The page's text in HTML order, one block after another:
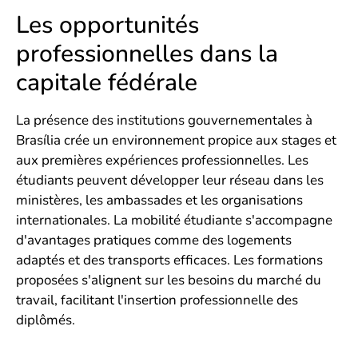
Les opportunités
professionnelles dans la
capitale fédérale
La présence des institutions gouvernementales à
Brasília crée un environnement propice aux stages et
aux premières expériences professionnelles. Les
étudiants peuvent développer leur réseau dans les
ministères, les ambassades et les organisations
internationales. La mobilité étudiante s'accompagne
d'avantages pratiques comme des logements
adaptés et des transports efficaces. Les formations
proposées s'alignent sur les besoins du marché du
travail, facilitant l'insertion professionnelle des
diplômés.